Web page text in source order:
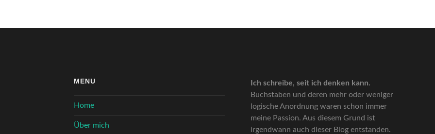
MENU
Home
Über mich
Ich schreibe, seit ich denken kann.
Buchstaben und deren mehr oder weniger
logische Anordnung waren schon immer
meine Passion. Aus diesem Grund ist
irgendwann auch dieser Blog entstanden.